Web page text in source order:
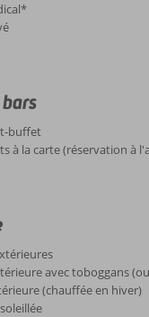
buffet
à la carte (réservation à
avec toboggans
(chauffée en hiver)